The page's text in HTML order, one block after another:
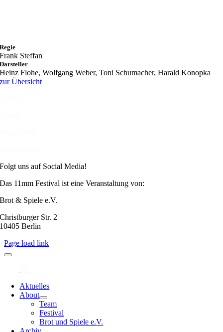
Regie
Frank Steffan
Darsteller
Heinz Flohe, Wolfgang Weber, Toni Schumacher, Harald Konopka
zur Übersicht
Folgt uns auf Social Media!
Das 11mm Festival ist eine Veranstaltung von:
Brot & Spiele e.V.
Christburger Str. 2
10405 Berlin
Page load link
Aktuelles
About
Team
Festival
Brot und Spiele e.V.